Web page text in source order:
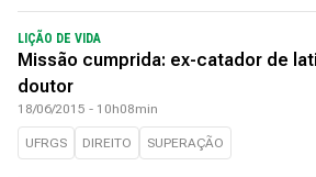
LIÇÃO DE VIDA
Missão cumprida: ex-catador de
doutor
18/06/2015 - 10h08min
UFRGS DIREITO SUPERAÇÃO